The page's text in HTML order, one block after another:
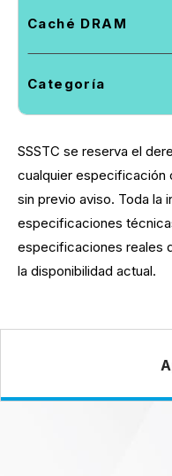
Caché DRAM
Categoría
SSSTC se reserva el
cualquier especificación
sin previo aviso. Toda la
especificaciones
especificaciones reales
la disponibilidad actual.